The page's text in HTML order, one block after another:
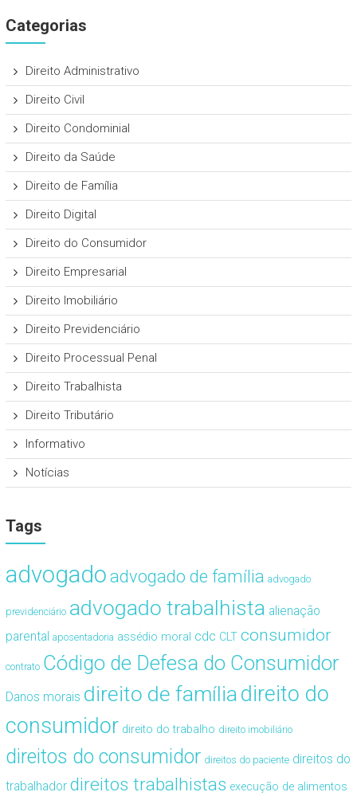
Categorias
Direito Administrativo
Direito Civil
Direito Condominial
Direito da Saúde
Direito de Família
Direito Digital
Direito do Consumidor
Direito Empresarial
Direito Imobiliário
Direito Previdenciário
Direito Processual Penal
Direito Trabalhista
Direito Tributário
Informativo
Notícias
Tags
advogado advogado de família advogado
previdenciário advogado trabalhista alienação
parental aposentadoria assédio moral cdc CLT consumidor
contrato Código de Defesa do Consumidor
Danos morais direito de famíliadireito do
consumidor direito do trabalho direito imobiliário
direitos do consumidor direitos do paciente direitos do
trabalhador direitos trabalhistas execução de alimentos